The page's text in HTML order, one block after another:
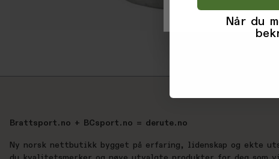
Brattsport.no + BCsport.no = derute.no
Ny norsk nettbutikk bygget på erfaring, lidenskap og ekte
Når du